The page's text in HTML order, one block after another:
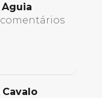
comentários